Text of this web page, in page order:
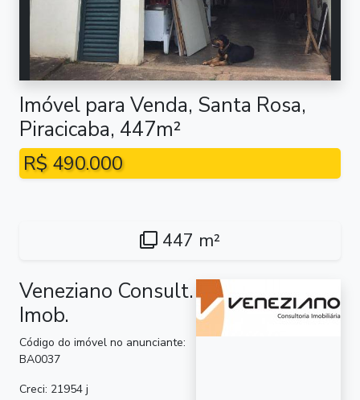
Imóvel para Venda, Santa Rosa,
Piracicaba, 447m²
R$ 490.000
447 m²
Veneziano Consult.
Imob.
Código do imóvel no anunciante:
BA0037
Creci: 21954 j